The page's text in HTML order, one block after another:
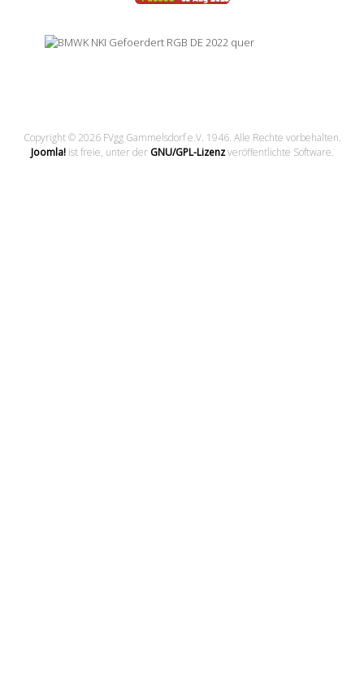
Copyright © 2026 FVgg Gammelsdorf e.V. 1946. Alle Rechte vorbehalten.
Joomla!ist freie, unter der GNU/GPL-Lizenzveröffentlichte Software.